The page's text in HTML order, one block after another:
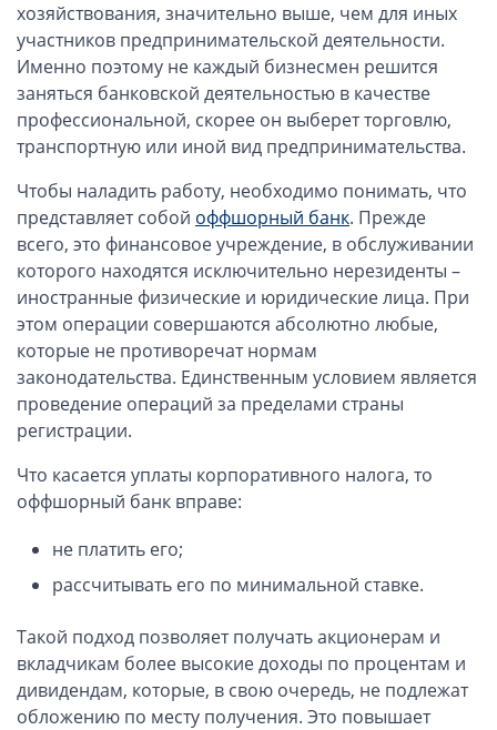
Платежная система Маврикия
Платежная система Казахстана
ОАЭ, Дубай (компания и счёт)
ОАЭ, Аджман (компания и счёт)
Оффшоры в Панаме
Оффшоры на Сейшелах
Турция (компания и счёт)
Счёт и карта в Турции для физлиц
Cчёт в Турции для компании
Счёт и карта в Киргизии для физлиц
Гражданство Вануату
Гражданство Сьерра-Леоне
Европейские и резидентные компании
Английские партнерства LLP
Ирландские компании LTD
Ирландские партнерства LP
Компании в Сингапуре
Канадские компании LTD
Канадские партнерства LP
Компании в США (Флорида)
хозяйствования, значительно выше, чем для иных
участников предпринимательской деятельности.
Именно поэтому не каждый бизнесмен решится
заняться банковской деятельностью в качестве
профессиональной, скорее он выберет торговлю,
транспортную или иной вид предпринимательства.
Чтобы наладить работу, необходимо понимать, что
представляет собой оффшорный банк. Прежде
всего, это финансовое учреждение, в обслуживании
которого находятся исключительно нерезиденты –
иностранные физические и юридические лица. При
этом операции совершаются абсолютно любые,
которые не противоречат нормам
законодательства. Единственным условием является
проведение операций за пределами страны
регистрации.
Что касается уплаты корпоративного налога, то
оффшорный банк вправе:
не платить его;
рассчитывать его по минимальной ставке.
Такой подход позволяет получать акционерам и
вкладчикам более высокие доходы по процентам и
дивидендам, которые, в свою очередь, не подлежат
обложению по месту получения. Это повышает